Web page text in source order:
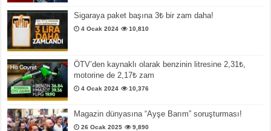
Sigaraya paket başına 3₺ bir zam daha!
4 Ocak 2024 10,810
ÖTV’den kaynaklı olarak benzinin litresine 2,31₺,
motorine de 2,17₺ zam
4 Ocak 2024 10,376
Magazin dünyasına “Ayşe Barım” soruşturması!
26 Ocak 2025 9,890